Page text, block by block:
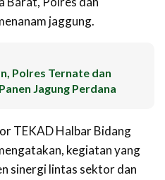
jaggung.
Polres Ternate dan
Jagung Perdana
TEKAD Halbar Bidang
kegiatan yang
sinergi lintas sektor dan